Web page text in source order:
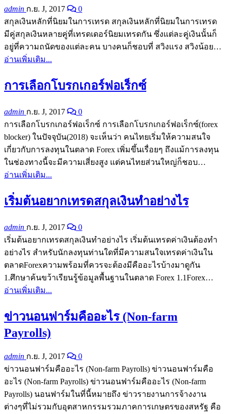
admin ก.ย. J, 2017
0
สกุลเงินหลักที่นิยมในการเทรด สกุลเงินหลักที่นิยมในการเทรด
มีคู่สกุลเงินหลายคู่ที่เทรดเดอร์นิยมเทรดกัน ซึ่งแต่ละคู่เงินนั้นก็
อยู่ที่ความถนัดของแต่ละคน บางคนก็ชอบที่ สวิงแรง สวิงน้อย…
อ่านเพิ่มเติม...
การเลือกโบรกเกอร์ฟอเร็กซ์
admin ก.ย. J, 2017
0
การเลือกโบรกเกอร์ฟอเร็กซ์ การเลือกโบรกเกอร์ฟอเร็กซ์(forex
blocker) ในปัจจุบัน(2018) จะเห็นว่า คนไทยเริ่มให้ความสนใจ
เกี่ยวกับการลงทุนในตลาด Forex เพิ่มขึ้นเรื่อยๆ ถึงแม้การลงทุน
ในช่องทางนี้จะมีความเสี่ยงสูง แต่คนไทยส่วนใหญ่ก็ชอบ…
อ่านเพิ่มเติม...
เริ่มต้นอยากเทรดสกุลเงินทำอย่างไร
admin ก.ย. J, 2017
0
เริ่มต้นอยากเทรดสกุลเงินทำอย่างไร เริ่มต้นเทรดค่าเงินต้องทำ
อย่างไร สำหรับนักลงทุนท่านใดที่มีความสนใจเทรดค่าเงินใน
ตลาดForexความพร้อมที่ควรจะต้องมีคืออะไรบ้างมาดูกัน
1.ศึกษาค้นขว้าเรียนรู้ข้อมูลพื้นฐานในตลาด Forex 1.1Forex…
อ่านเพิ่มเติม...
ข่าวนอนฟาร์มคืออะไร (Non-farm
Payrolls)
admin ก.ย. J, 2017
0
ข่าวนอนฟาร์มคืออะไร (Non-farm Payrolls) ข่าวนอนฟาร์มคือ
อะไร (Non-farm Payrolls) ข่าวนอนฟาร์มคืออะไร (Non-farm
Payrolls) นอนฟาร์มในที่นี้หมายถึง ข่าวรายงานการจ้างงาน
ต่างๆที่ไม่รวมกับอุตสาหกรรมรวมภาคการเกษตรของสหรัฐ คือ